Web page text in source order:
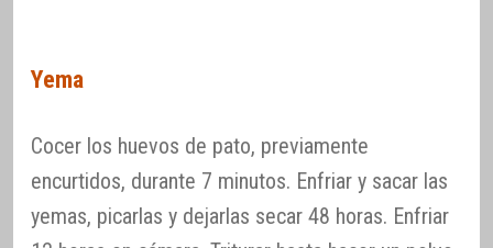
Yema
Cocer los huevos de pato, previamente
encurtidos, durante 7 minutos. Enfriar y sacar las
yemas, picarlas y dejarlas secar 48 horas. Enfriar